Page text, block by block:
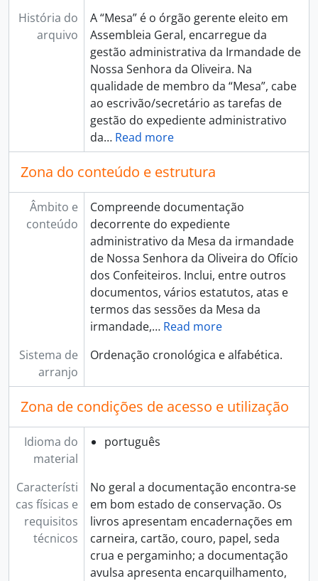
História do
arquivo
A “Mesa” é o órgão gerente eleito em
Assembleia Geral, encarregue da
gestão administrativa da Irmandade de
Nossa Senhora da Oliveira. Na
qualidade de membro da “Mesa”, cabe
ao escrivão/secretário as tarefas de
gestão do expediente administrativo
da… Read more
Zona do conteúdo e estrutura
Âmbito e
conteúdo
Compreende documentação
decorrente do expediente
administrativo da Mesa da irmandade
de Nossa Senhora da Oliveira do Ofício
dos Confeiteiros. Inclui, entre outros
documentos, vários estatutos, atas e
termos das sessões da Mesa da
irmandade,… Read more
Sistema de
arranjo
Ordenação cronológica e alfabética.
Zona de condições de acesso e utilização
Idioma do
material
português
Característi
cas físicas e
requisitos
técnicos
No geral a documentação encontra-se
em bom estado de conservação. Os
livros apresentam encadernações em
carneira, cartão, couro, papel, seda
crua e pergaminho; a documentação
avulsa apresenta encarquilhamento,